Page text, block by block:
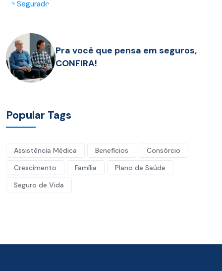
Pra você que pensa em seguros,
CONFIRA!
Popular Tags
Assistência Médica Benefícios
Consórcio
Crescimento
Família
Plano de Saúde
Seguro de Vida